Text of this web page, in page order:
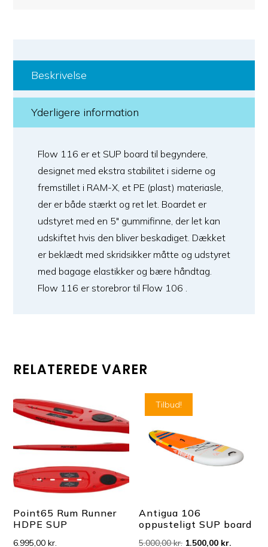
Beskrivelse
Yderligere information
Flow 116 er et SUP board til begyndere,
designet med ekstra stabilitet i siderne og
fremstillet i RAM-X, et PE (plast) materiasle,
der er både stærkt og ret let. Boardet er
udstyret med en 5" gummifinne, der let kan
udskiftet hvis den bliver beskadiget. Dækket
er beklædt med skridsikker måtte og udstyret
med bagage elastikker og bære håndtag.
Flow 116 er storebror til Flow 106 .
RELATEREDE VARER
Point65 Rum Runner
HDPE SUP
6.995,00kr.
Tilbud!
Antigua 106
oppusteligt SUP board
5.000,00kr. Den
1.500,00 kr.